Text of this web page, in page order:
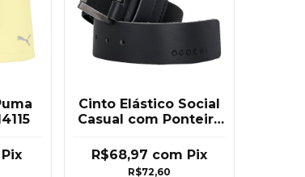
Pix
Cinto Elástico Social
Casual com Ponteira
R$72,60
R$68,97 com Pix